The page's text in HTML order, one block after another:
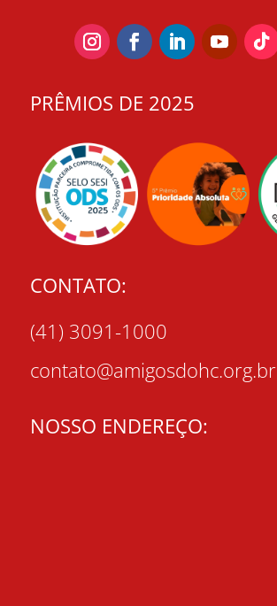
PRÊMIOS DE 2025
CONTATO:
(41) 3091-1000
contato@amigosdohc.org.br
NOSSO ENDEREÇO: